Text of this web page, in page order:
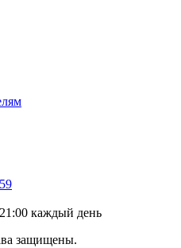
каждый день
защищены.